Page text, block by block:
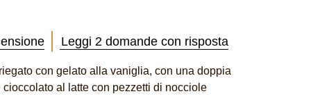
Leggi 2 domande con risposta
con gelato alla vaniglia, con una doppia
al latte con pezzetti di nocciole